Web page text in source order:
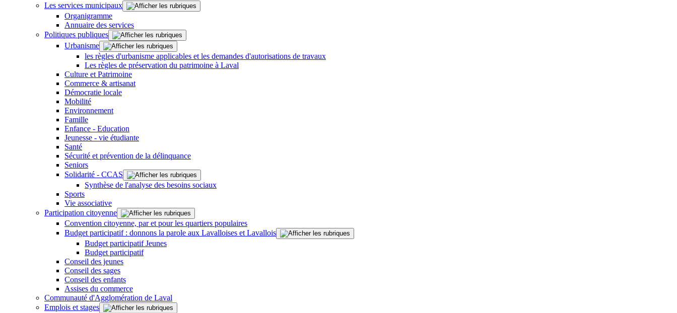
Les services municipaux
Organigramme
Annuaire des services
Politiques publiques
Urbanisme
les règles d'urbanisme applicables et les demandes d'autorisations de travaux
Les règles de préservation du patrimoine à Laval
Culture et Patrimoine
Commerce & artisanat
Démocratie locale
Mobilité
Environnement
Famille
Enfance - Education
Jeunesse - vie étudiante
Santé
Sécurité et prévention de la délinquance
Seniors
Solidarité - CCAS
Synthèse de l'analyse des besoins sociaux
Sports
Vie associative
Participation citoyenne
Convention citoyenne, par et pour les quartiers populaires
Budget participatif : donnons la parole aux Lavalloises et Lavallois
Budget participatif Jeunes
Budget participatif
Conseil des jeunes
Conseil des sages
Conseil des enfants
Assises du commerce
Communauté d'Agglomération de Laval
Emplois et stages